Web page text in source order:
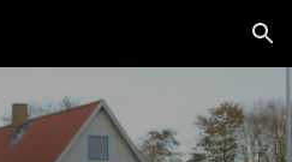
Skip to navigation